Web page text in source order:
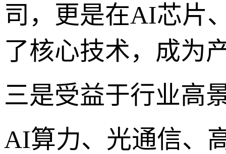
司，更是在AI芯片
了核心技术，成为
三是受益于行业高
AI算力、光通信、